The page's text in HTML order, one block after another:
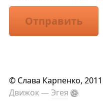
Отправить
© Слава Карпенко, 2011
Движок —Эгея